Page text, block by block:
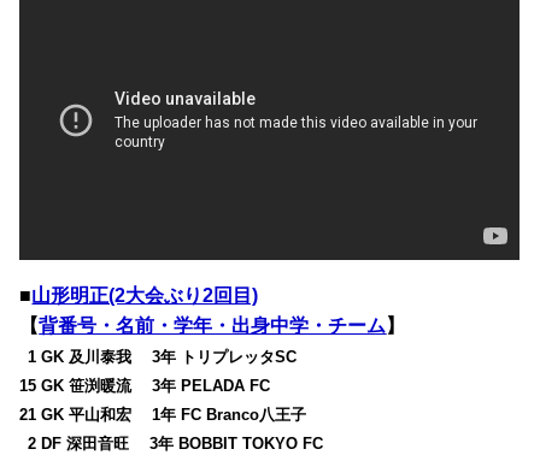
■山形明正(2大会ぶり2回目)
【背番号・名前・学年・出身中学・チーム 】
01 GK 及川泰我 3年 トリプレッタSC
15 GK 笹渕暖流 3年 PELADA FC
21 GK 平山和宏 1年 FC Branco八王子
02 DF 深田音旺 3年 BOBBIT TOKYO FC